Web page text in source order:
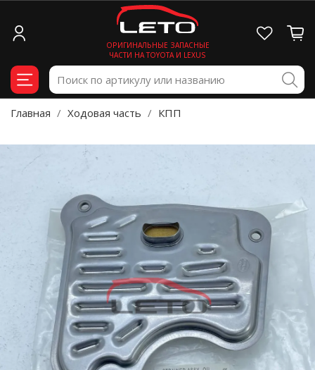
ОРИГИНАЛЬНЫЕ ЗАПАСНЫЕ
ЧАСТИ НА TOYOTA И LEXUS
Главная Ходовая часть КПП